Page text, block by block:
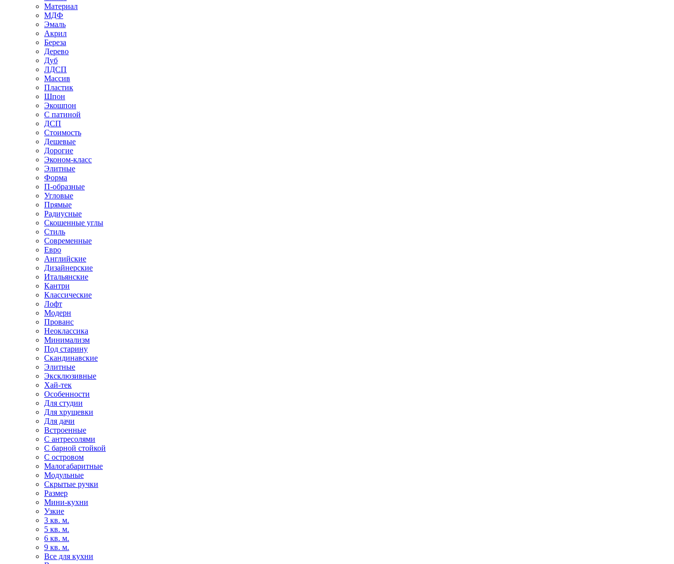
Материал
МДФ
Эмаль
Акрил
Береза
Дерево
Дуб
ЛДСП
Массив
Пластик
Шпон
Экошпон
С патиной
ДСП
Стоимость
Дешевые
Дорогие
Эконом-класс
Элитные
Форма
П-образные
Угловые
Прямые
Радиусные
Скошенные углы
Стиль
Современные
Евро
Английские
Дизайнерские
Итальянские
Кантри
Классические
Лофт
Модерн
Прованс
Неоклассика
Минимализм
Под старину
Скандинавские
Элитные
Эксклюзивные
Хай-тек
Особенности
Для студии
Для хрущевки
Для дачи
Встроенные
С антресолями
С барной стойкой
С островом
Малогабаритные
Модульные
Скрытые ручки
Размер
Мини-кухни
Узкие
3 кв. м.
5 кв. м.
6 кв. м.
9 кв. м.
Все для кухни